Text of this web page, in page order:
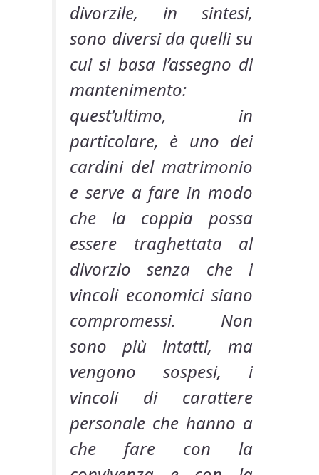
divorzile, in sintesi,
sono diversi da quelli su
cui si basa l’assegno di
mantenimento:
quest’ultimo, in
particolare, è uno dei
cardini del matrimonio
e serve a fare in modo
che la coppia possa
essere traghettata al
divorzio senza che i
vincoli economici siano
compromessi. Non
sono più intatti, ma
vengono sospesi, i
vincoli di carattere
personale che hanno a
che fare con la